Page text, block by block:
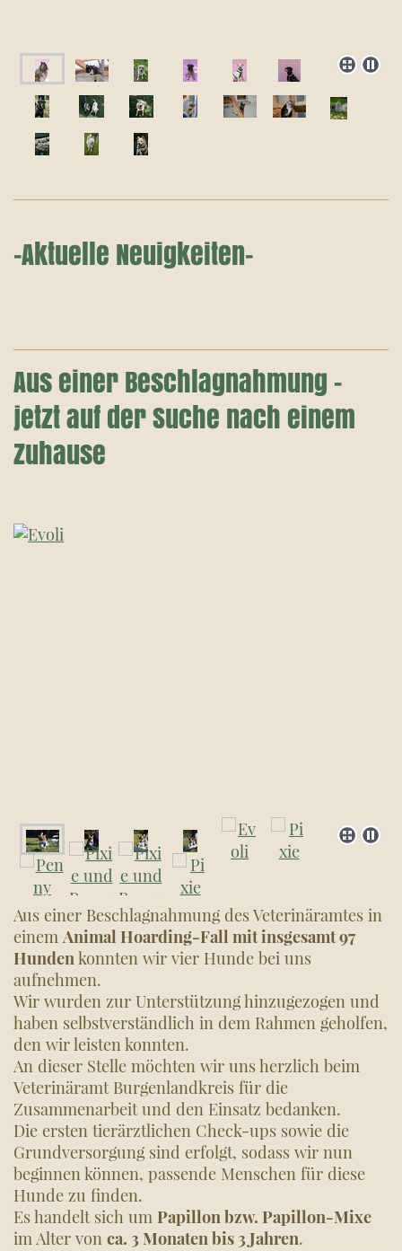
-Aktuelle Neuigkeiten-
Aus einer Beschlagnahmung –
jetzt auf der Suche nach einem
Zuhause
Aus einer Beschlagnahmung des Veterinäramtes in
einem Animal Hoarding-Fall mit insgesamt 97
Hundenkonnten wir vier Hunde bei uns
aufnehmen.
Wir wurden zur Unterstützung hinzugezogen und
haben selbstverständlich in dem Rahmen geholfen,
den wir leisten konnten.
An dieser Stelle möchten wir uns herzlich beim
Veterinäramt Burgenlandkreis für die
Zusammenarbeit und den Einsatz bedanken.
Die ersten tierärztlichen Check-ups sowie die
Grundversorgung sind erfolgt, sodass wir nun
beginnen können, passende Menschen für diese
Hunde zu finden.
Es handelt sich um Papillon bzw. Papillon-Mixe
im Alter von ca. 3 Monaten bis 3 Jahren.